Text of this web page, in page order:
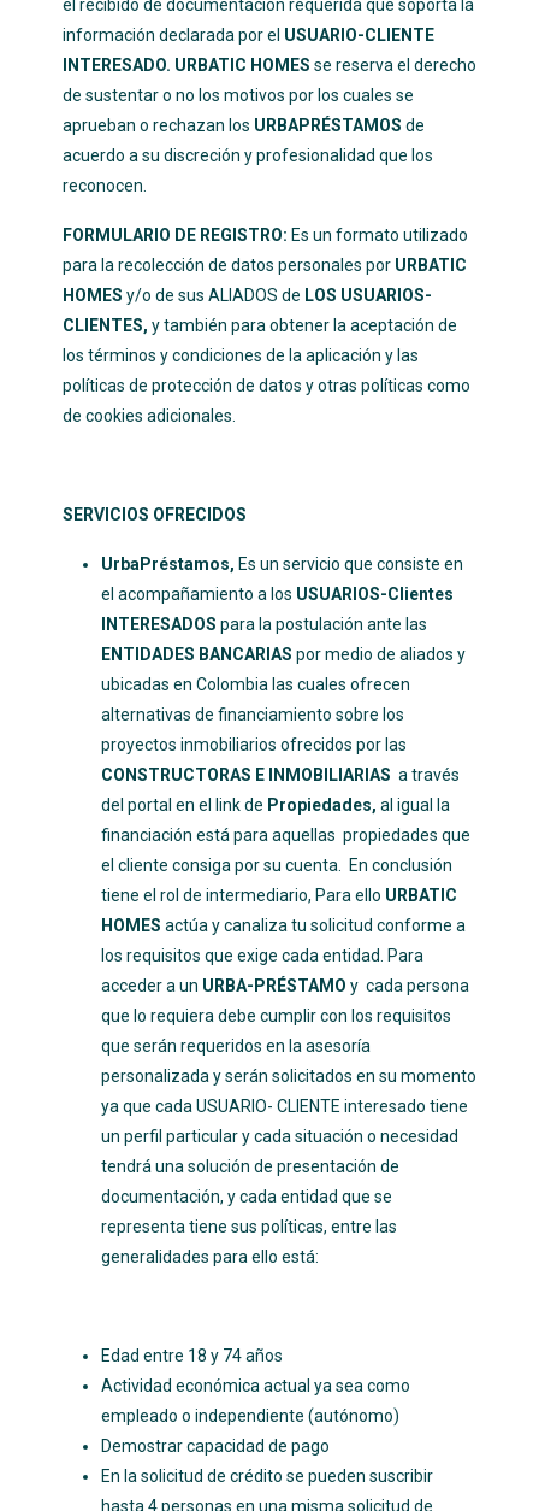
el recibido de documentación requerida que soporta la
información declarada por el USUARIO-CLIENTE
INTERESADO. URBATIC HOMES se reserva el derecho
de sustentar o no los motivos por los cuales se
aprueban o rechazan los URBAPRÉSTAMOS de
acuerdo a su discreción y profesionalidad que los
reconocen.
FORMULARIO DE REGISTRO: Es un formato utilizado
para la recolección de datos personales por URBATIC
HOMES y/o de sus ALIADOS de LOS USUARIOS-
CLIENTES, y también para obtener la aceptación de
los términos y condiciones de la aplicación y las
políticas de protección de datos y otras políticas como
de cookies adicionales.
SERVICIOS OFRECIDOS
UrbaPréstamos, Es un servicio que consiste en
el acompañamiento a los USUARIOS-Clientes
INTERESADOS para la postulación ante las
ENTIDADES BANCARIAS por medio de aliados y
ubicadas en Colombia las cuales ofrecen
alternativas de financiamiento sobre los
proyectos inmobiliarios ofrecidos por las
CONSTRUCTORAS E INMOBILIARIAS a través
del portal en el link de Propiedades, al igual la
financiación está para aquellas propiedades que
el cliente consiga por su cuenta. En conclusión
tiene el rol de intermediario, Para ello URBATIC
HOMES actúa y canaliza tu solicitud conforme a
los requisitos que exige cada entidad. Para
acceder a un URBA-PRÉSTAMO y cada persona
que lo requiera debe cumplir con los requisitos
que serán requeridos en la asesoría
personalizada y serán solicitados en su momento
ya que cada USUARIO- CLIENTE interesado tiene
un perfil particular y cada situación o necesidad
tendrá una solución de presentación de
documentación, y cada entidad que se
representa tiene sus políticas, entre las
generalidades para ello está:
Edad entre 18 y 74 años
Actividad económica actual ya sea como
empleado o independiente (autónomo)
Demostrar capacidad de pago
En la solicitud de crédito se pueden suscribir
hasta 4 personas en una misma solicitud de